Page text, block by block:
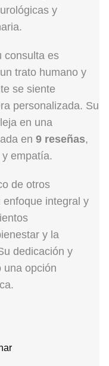
y
consulta es
trato humano y
se siente
personalizada. Su
en una
en 9 reseñas,
empatía.
de otros
integral y
y la
dedicación y
una opción